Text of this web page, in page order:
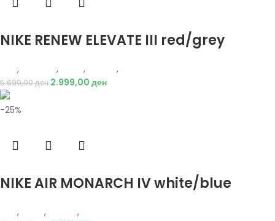
NIKE RENEW ELEVATE III red/grey
, , , ,
5.699,00ден 2.999,00 ден
-25%
NIKE AIR MONARCH IV white/blue
, , ,